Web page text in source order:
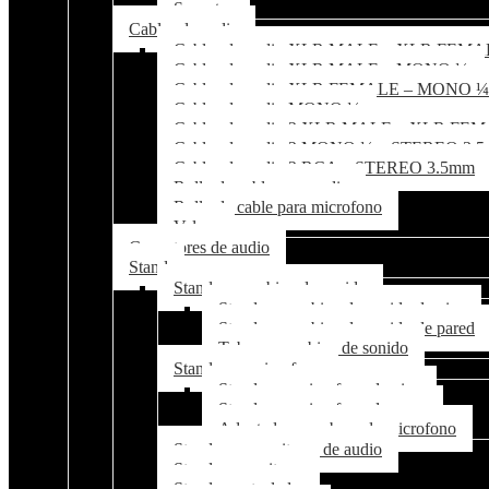
Soportes
Cables de audio
Cables de audio XLR MALE – XLR
Cables de audio XLR MALE – MONO ¼
Cables de audio XLR FEMALE – MONO ¼
Cables de audio MONO ¼
Cables de audio 2 XLR MALE – XLR
Cables de audio 2 MONO ¼ – STEREO
Cables de audio 2 RCA – STEREO 3.5mm
Rollo de cable para audio
Rollo de cable para microfono
Velcro
Conectores de audio
Stand
Stand para cabina de sonido
Stand para cabina de sonido de piso
Stand para cabina de sonido de pared
Tubo para cabina de sonido
Stand para microfono
Stand para microfono de piso
Stand para microfono de mesa
Adaptador para base de microfono
Stand para monitores de audio
Stand para guitarra